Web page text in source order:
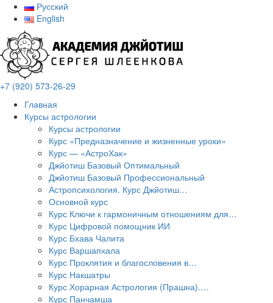
Русский
English
+7 (920) 573-26-29
Главная
Курсы астрологии
Курсы астрологии
Курс «Предназначение и жизненные уроки»
Курс — «АстроХак»
Джйотиш Базовый Оптимальный
Джйотиш Базовый Профессиональный
Астропсихология. Курс Джйотиш…
Основной курс
Курс Ключи к гармоничным отношениям для…
Курс Цифровой помощник ИИ
Курс Бхава Чалита
Курс Варшапхала
Курс Проклятия и благословения в…
Курс Накшатры
Курс Хорарная Астрология (Прашна).…
Курс Панчамша